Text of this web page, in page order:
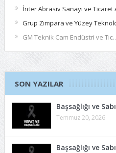
İnter Abrasiv Sanayi ve Ticaret
Grup Zımpara ve Yüzey
GM Teknik Cam Endüstri ve Tic.
SON YAZILAR
Başsağlığı ve
Temmuz 20, 2026
Başsağlığı ve